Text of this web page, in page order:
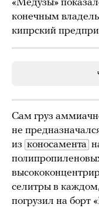
«Медузы»
конечным
кипрский
Сам груз
не
из коносамента
селитры в
погрузил на борт